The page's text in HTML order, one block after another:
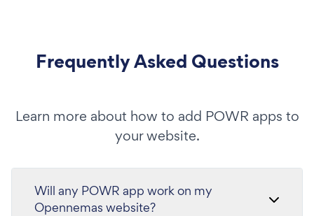
Frequently Asked Questions
Learn more about how to add POWR apps to
your website.
Will any POWR app work on my
Opennemas website?